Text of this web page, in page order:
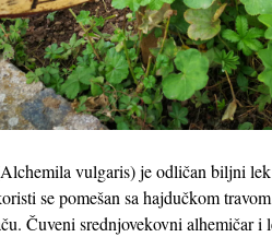
Alchemila vulgaris) je odličan biljni lek
se pomešan sa hajdučkom
Čuveni srednjovekovni alhemičar